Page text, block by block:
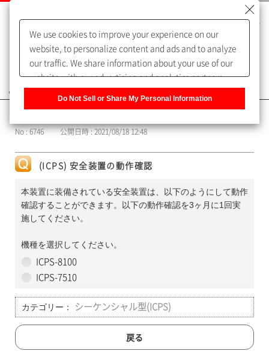
よくあるご質問（FAQ）
No : 6746 公開日時 : 2021/08/18 12:48
(ICPS) 安全装置の動作確認
本装置に装備されている安全装置は、以下のようにして動作
確認することができます。以下の動作確認を3ヶ月に1回実
施してください。
機種を選択してください。
ICPS-8100
ICPS-7510
カテゴリー： シーケンシャル型(ICPS)
戻る
We use cookies to improve your experience on our
website, to personalize content and ads and to analyze
our traffic. We share information about your use of our
website with our advertising and analytics partners,
of our sharing information about you with our partners.
Information] to customize your cookie settings on our
Do Not Sell or Share My Personal Information